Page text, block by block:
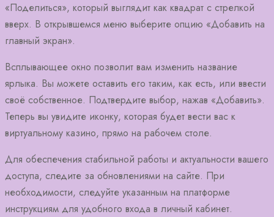
«Поделиться», который выглядит как квадрат с стрелкой
вверх. В открывшемся меню выберите опцию «Добавить на
главный экран».
Всплывающее окно позволит вам изменить название
ярлыка. Вы можете оставить его таким, как есть, или ввести
своё собственное. Подтвердите выбор, нажав «Добавить».
Теперь вы увидите иконку, которая будет вести вас к
виртуальному казино, прямо на рабочем столе.
Для обеспечения стабильной работы и актуальности вашего
доступа, следите за обновлениями на сайте. При
необходимости, следуйте указанным на платформе
инструкциям для удобного входа в личный кабинет.